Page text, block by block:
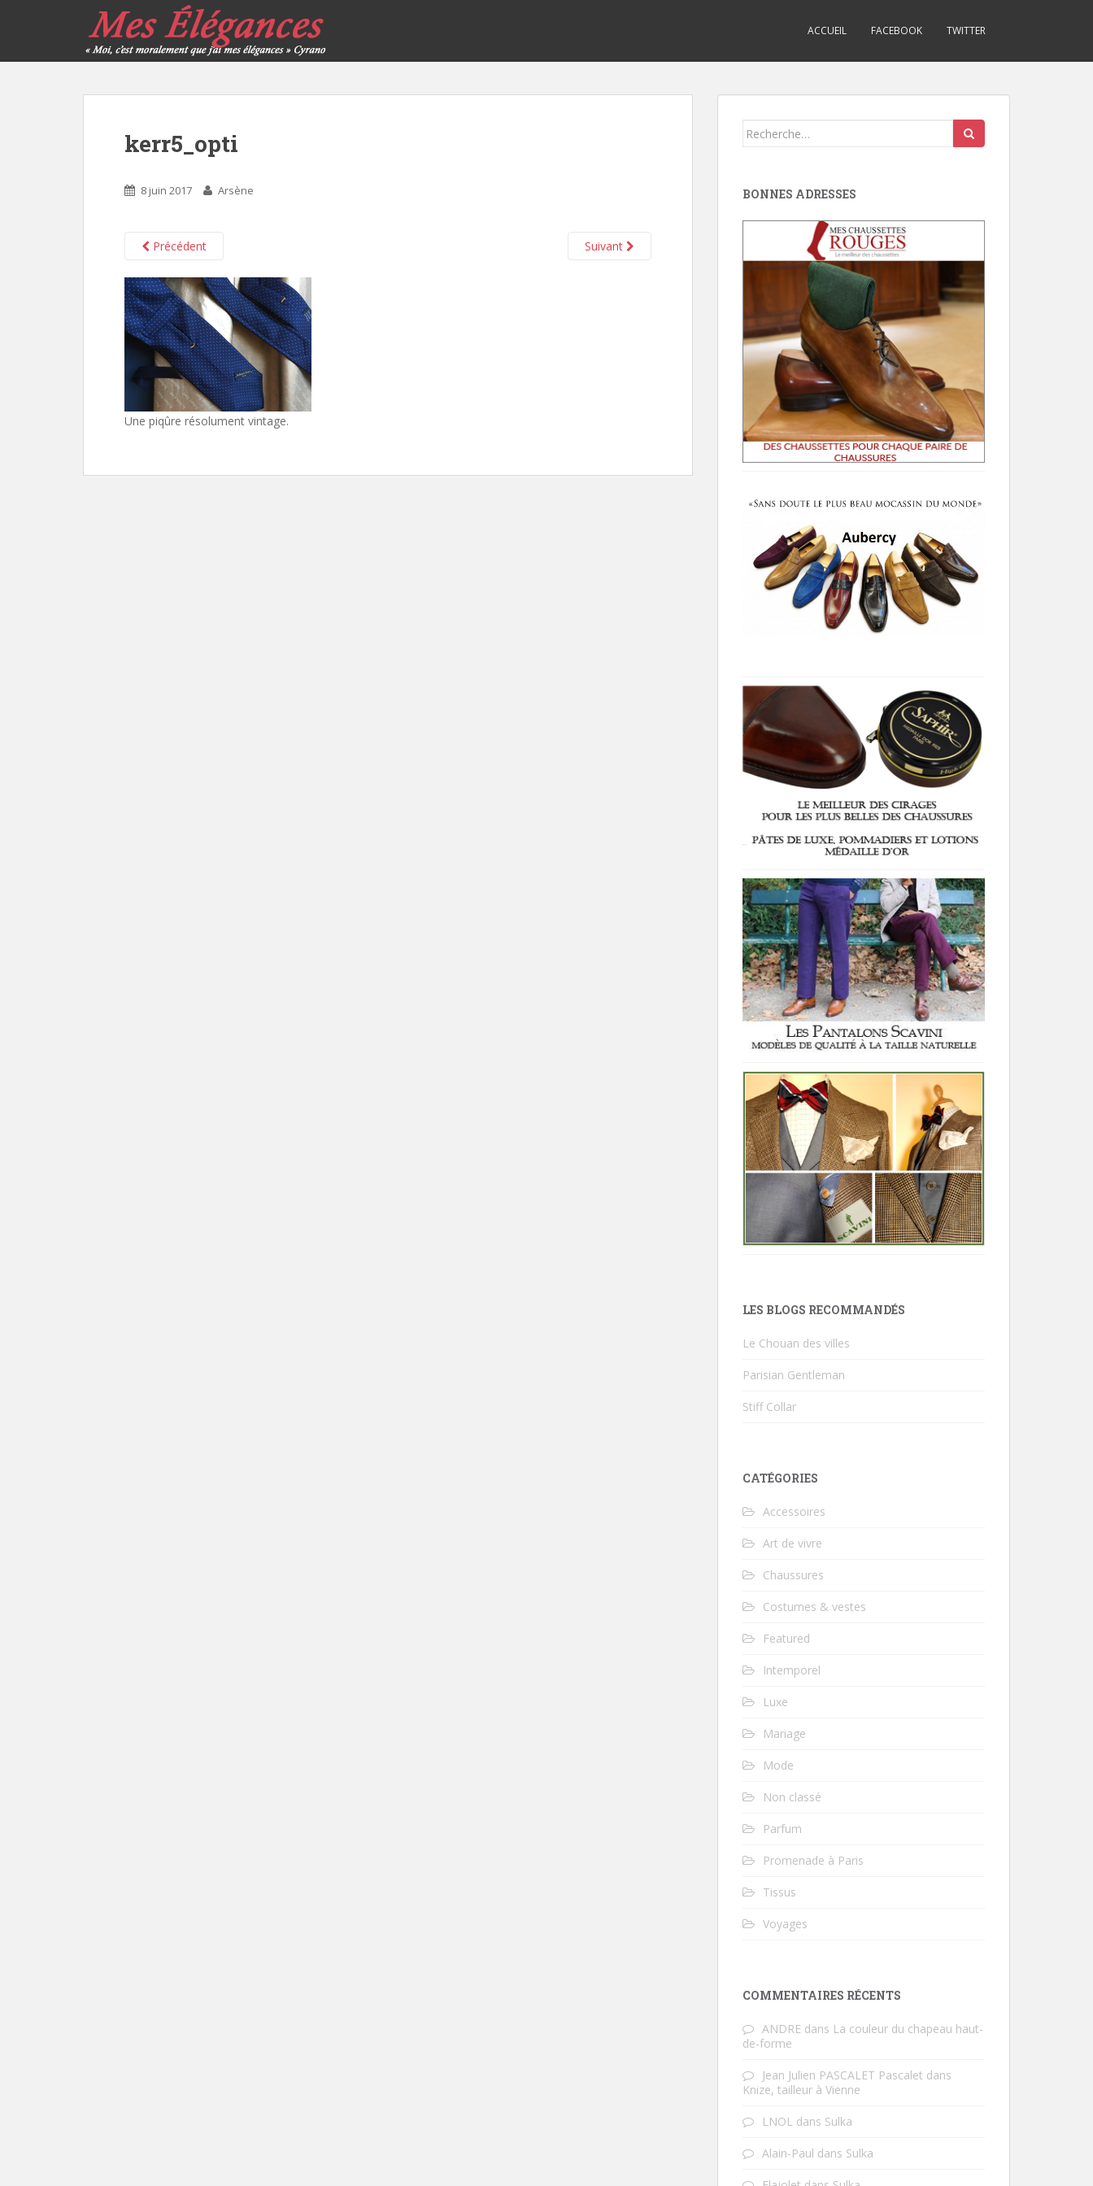
ACCUEIL FACEBOOK TWITTER
kerr5_opti
8 juin 2017 Arsène
Précédent Suivant
Une piqûre résolument vintage.
Search
BONNES ADRESSES
LES BLOGS RECOMMANDÉS
Le Chouan des villes
Parisian Gentleman
Stiff Collar
CATÉGORIES
Accessoires
Art de vivre
Chaussures
Costumes & vestes
Featured
Intemporel
Luxe
Mariage
Mode
Non classé
Parfum
Promenade à Paris
Tissus
Voyages
COMMENTAIRES RÉCENTS
ANDRE dans La couleur du chapeau haut-
de-forme
Jean Julien PASCALET Pascalet dans
Knize, tailleur à Vienne
LNOL dans Sulka
Alain-Paul dans Sulka